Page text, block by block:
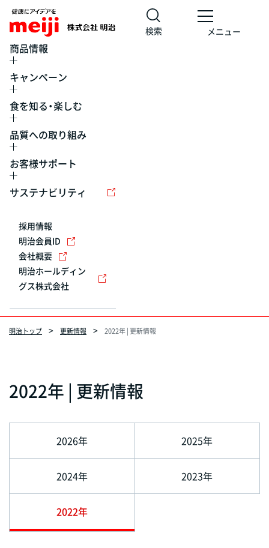
検索 メニュー
商品情報
キャンペーン
食を知る・楽しむ
品質への取り組み
お客様サポート
サステナビリティ
採用情報
明治会員ID
会社概要
明治ホールディン
グス株式会社
明治トップ 更新情報 2022年 | 更新情報
2022年 | 更新情報
2026年 2025年
2024年 2023年
2022年